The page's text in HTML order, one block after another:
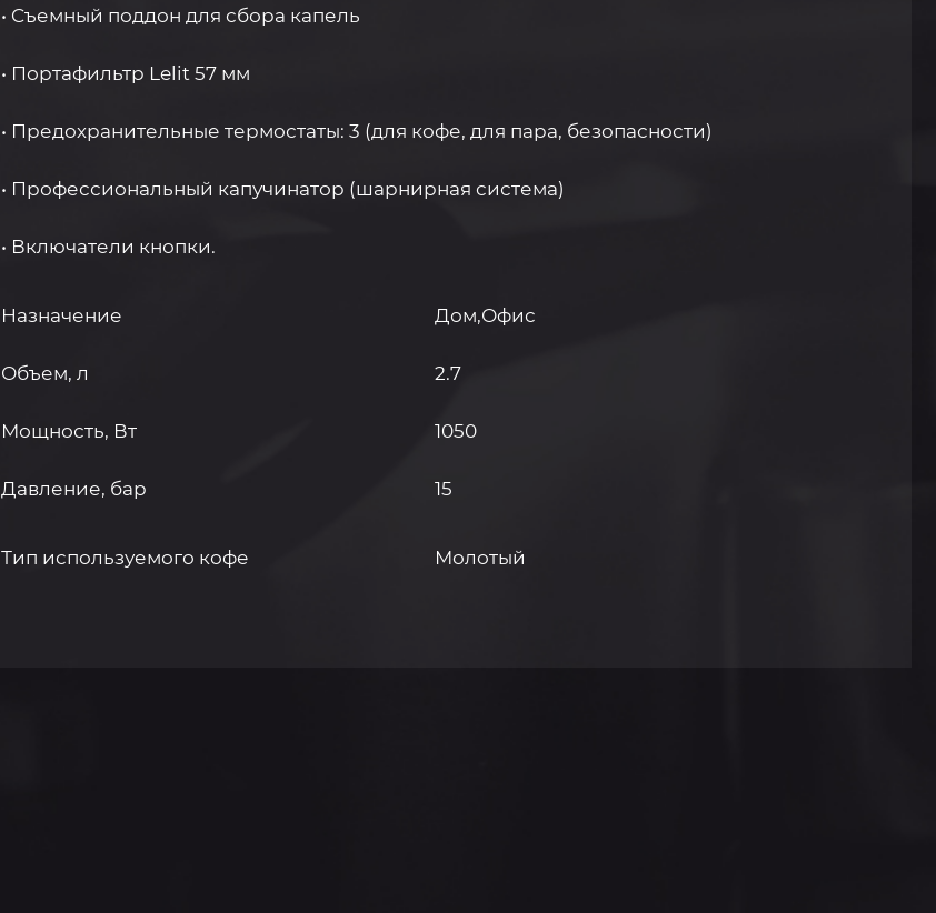
• Cъемный поддон для сбора капель
• Портафильтр Lelit 57 мм
• Предохранительные термостаты: 3 (для кофе, для пара, безопасности)
• Профессиональный капучинатор (шарнирная система)
• Включатели кнопки.
Назначение
Объем, л
Мощность, Вт
Давление, бар
Дом,Офис
2.7
1050
15
Тип используемого кофе Молотый